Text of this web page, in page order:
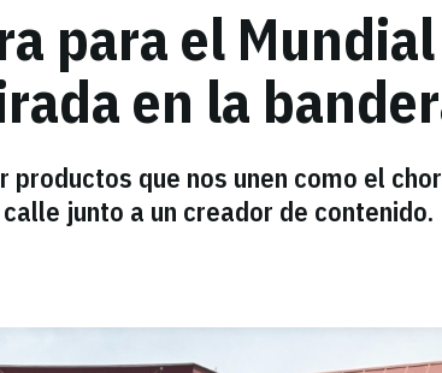
para el
en la
productos que nos unen como el
junto a un creador de contenido.